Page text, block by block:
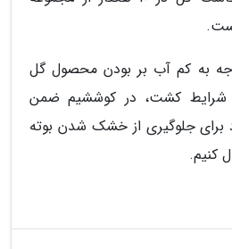
به کم آب بر بودن محصول گل
شرایط کشت، در کوششیم ضمن
برای جلوگیری از خشک شدن بوته
کنیم.